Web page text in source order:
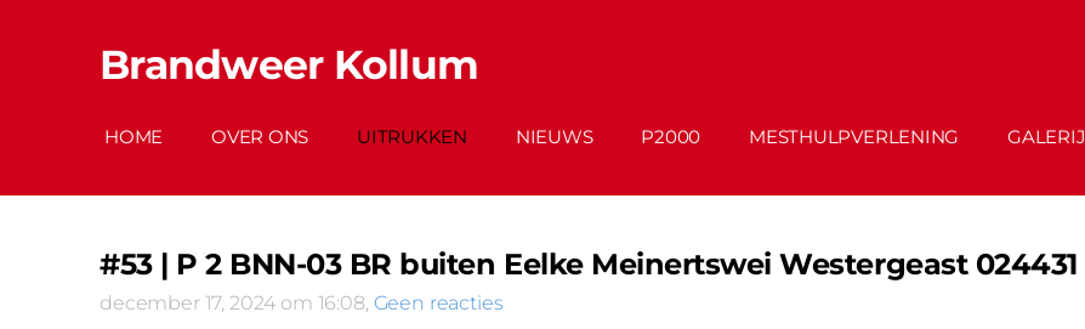
Brandweer Kollum
HOME OVER ONS UITRUKKEN NIEUWS P2000 MESTHULPVERLENING GALERIJ
#53 | P 2 BNN-03 BR buiten Eelke Meinertswei Westergeast 024431
december 17, 2024 om 16:08, Geen reacties